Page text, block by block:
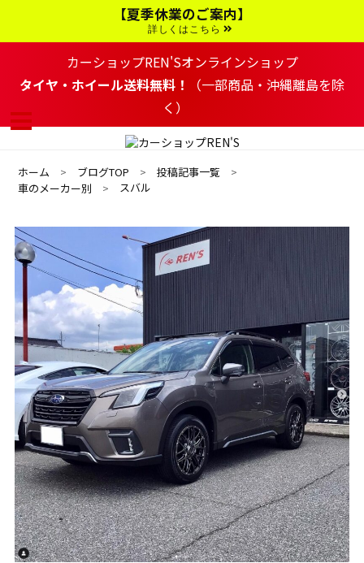
ン
す
る
【夏季休業のご案内】
詳しくはこちら
カーショップREN'Sオンラインショップ
タイヤ・ホイール送料無料！
（一部商品・沖縄離島を除
く）
ホーム ブログTOP
投稿記事一覧
車のメーカー別
スバル